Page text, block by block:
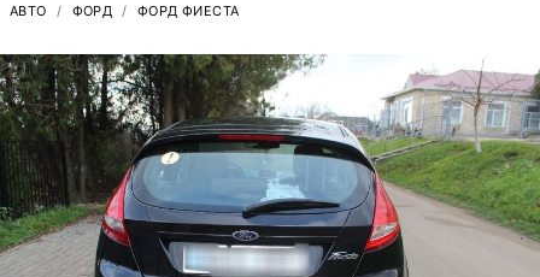
АВТО ФОРД ФОРД ФИЕСТА